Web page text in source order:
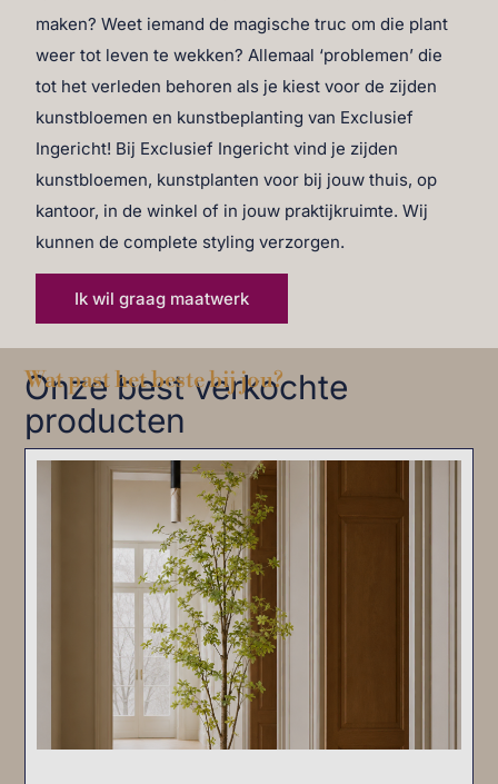
maken? Weet iemand de magische truc om die plant
weer tot leven te wekken? Allemaal ‘problemen’ die
tot het verleden behoren als je kiest voor de zijden
kunstbloemen en kunstbeplanting van Exclusief
Ingericht! Bij Exclusief Ingericht vind je zijden
kunstbloemen, kunstplanten voor bij jouw thuis, op
kantoor, in de winkel of in jouw praktijkruimte. Wij
kunnen de complete styling verzorgen.
Ik wil graag maatwerk
Onze best verkochte
producten
Wat past het beste bij jou?